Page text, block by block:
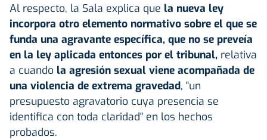
Al respecto, la Sala explica que la nueva ley
incorpora otro elemento normativo sobre el que se
funda una agravante específica, que no se preveía
en la ley aplicada entonces por el tribunal, relativa
a cuando la agresión sexual viene acompañada de
una violencia de extrema gravedad, "un
presupuesto agravatorio cuya presencia se
identifica con toda claridad" en los hechos
probados.